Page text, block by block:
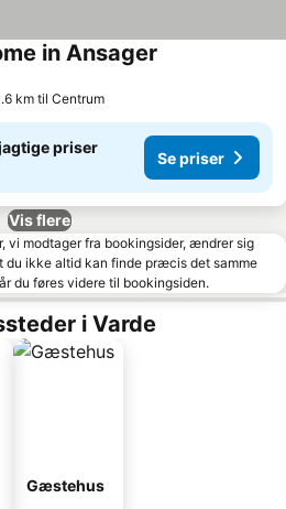
in Ansager
km til Centrum
priser
Se priser
Vis flere
vi modtager fra bookingsider, ændrer sig
du ikke altid kan finde præcis det samme
du føres videre til bookingsiden.
i Varde
Gæstehus